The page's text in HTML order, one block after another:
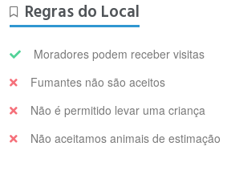
Regras do Local
Moradores podem receber visitas
Fumantes não são aceitos
Não é permitido levar uma criança
Não aceitamos animais de estimação